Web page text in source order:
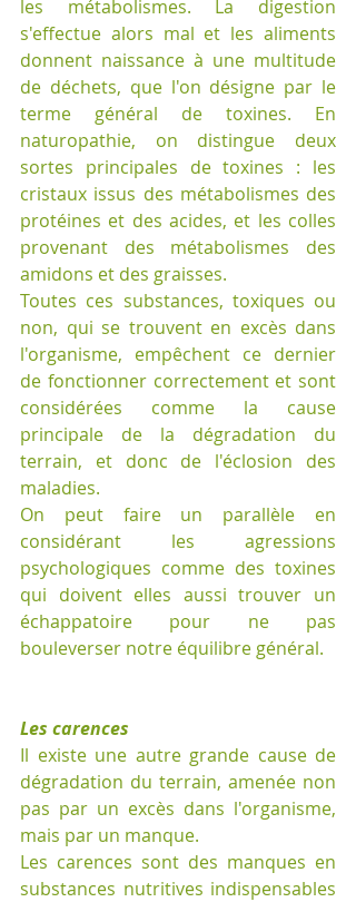
les métabolismes. La digestion
s'effectue alors mal et les aliments
donnent naissance à une multitude
de déchets, que l'on désigne par le
terme général de toxines. En
naturopathie, on distingue deux
sortes principales de toxines : les
cristaux issus des métabolismes des
protéines et des acides, et les colles
provenant des métabolismes des
amidons et des graisses.
Toutes ces substances, toxiques ou
non, qui se trouvent en excès dans
l'organisme, empêchent ce dernier
de fonctionner correctement et sont
considérées comme la cause
principale de la dégradation du
terrain, et donc de l'éclosion des
maladies.
On peut faire un parallèle en
considérant les agressions
psychologiques comme des toxines
qui doivent elles aussi trouver un
échappatoire pour ne pas
bouleverser notre équilibre général.
Les carences
Il existe une autre grande cause de
dégradation du terrain, amenée non
pas par un excès dans l'organisme,
mais par un manque.
Les carences sont des manques en
substances nutritives indispensables